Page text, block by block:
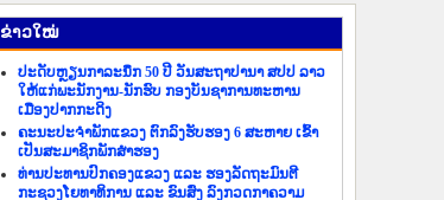
​ຂ່າວ​ໃໝ່
ປະດັບຫຼຽນກາລະນຶກ 50 ປີ ວັນສະຖາປານາ ສປປ ລາວ
ໃຫ້ແກ່ພະນັກງານ-ນັກຮົບ ກອງບັນຊາການທະຫານ
ເມືອງປາກກະດິງ
ຄະນະປະຈຳພັກແຂວງ ຕົກລົງຮັບຮອງ 6 ສະຫາຍ ເຂົ້າ
ເປັນສະມາຊິກພັກສຳຮອງ
ທ່ານປະທານປົກຄອງແຂວງ ແລະ ຮອງລັດຖະມົນຕີ
ກະຊວງໂຍທາທິການ ແລະ ຂົນສົ່ງ ລົງກວດກາຄວາມ